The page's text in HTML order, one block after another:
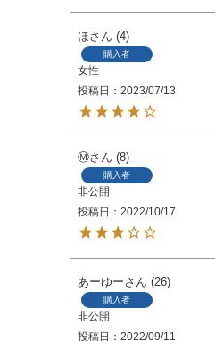
ほ 4
購入者
女性
投稿日
2023/07/13
Ⓜ︎ 8
購入者
非公開
投稿日
2022/10/17
あーゆー 26
購入者
非公開
投稿日
2022/09/11